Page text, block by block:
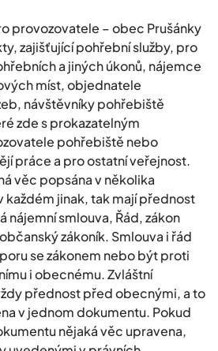
provozovatele – obec Prušánky
zajišťující pohřební služby, pro
a jiných úkonů, nájemce
míst, objednatele
návštěvníky pohřebiště
zde s prokazatelným
pohřebiště nebo
práce a pro ostatní veřejnost.
věc popsána v několika
každém jinak, tak mají přednost
nájemní smlouva, Řád, zákon
zákoník. Smlouva i řád
se zákonem nebo být proti
i obecnému. Zvláštní
přednost před obecnými, a to
v jednom dokumentu. Pokud
nějaká věc upravena,